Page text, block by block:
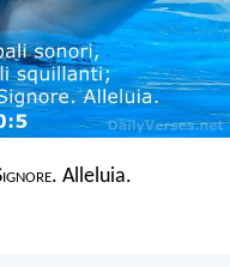
ignore. Alleluia.